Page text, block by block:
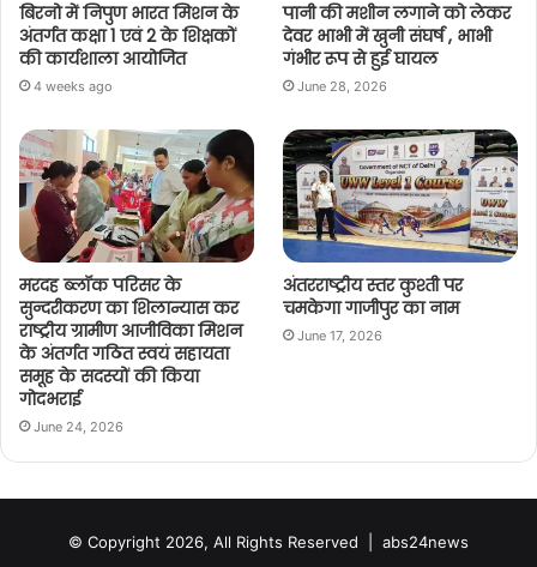
बिरनो में निपुण भारत मिशन के
अंतर्गत कक्षा 1 एवं 2 के शिक्षकों
की कार्यशाला आयोजित
4 weeks ago
पानी की मशीन लगाने को लेकर
देवर भाभी में खुनी संघर्ष , भाभी
गंभीर रूप से हुई घायल
June 28, 2026
मरदह ब्लॉक परिसर के
सुन्दरीकरण का शिलान्यास कर
राष्ट्रीय ग्रामीण आजीविका मिशन
के अंतर्गत गठित स्वयं सहायता
समूह के सदस्यों की किया
गोदभराई
June 24, 2026
अंतरराष्ट्रीय स्तर कुश्ती पर
चमकेगा गाजीपुर का नाम
June 17, 2026
© Copyright 2026, All Rights Reserved | abs24news